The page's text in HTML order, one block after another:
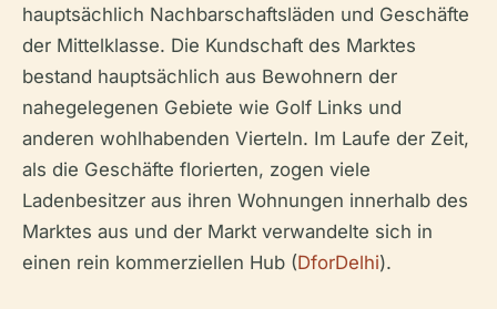
hauptsächlich Nachbarschaftsläden und Geschäfte
der Mittelklasse. Die Kundschaft des Marktes
bestand hauptsächlich aus Bewohnern der
nahegelegenen Gebiete wie Golf Links und
anderen wohlhabenden Vierteln. Im Laufe der Zeit,
als die Geschäfte florierten, zogen viele
Ladenbesitzer aus ihren Wohnungen innerhalb des
Marktes aus und der Markt verwandelte sich in
einen rein kommerziellen Hub (DforDelhi).